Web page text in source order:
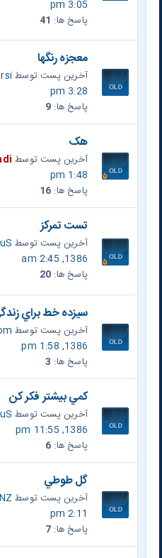
3:05 pm
پاسخ ها: 41
معجزه رنگها
آخرین پست توسط
3:28 pm
پاسخ ها: 9
هک
آخرین پست توسط
1:48 pm
پاسخ ها: 16
تست تمرکز
آخرین پست توسط
1386, 2:45 am
پاسخ ها: 20
سيزده خط براي
آخرین پست توسط
1386, 1:58 pm
پاسخ ها: 3
کمي بيشتر فکر کن
آخرین پست توسط
1386, 11:55 pm
پاسخ ها: 6
گل طوطي
آخرین پست توسط
2:11 pm
پاسخ ها: 7